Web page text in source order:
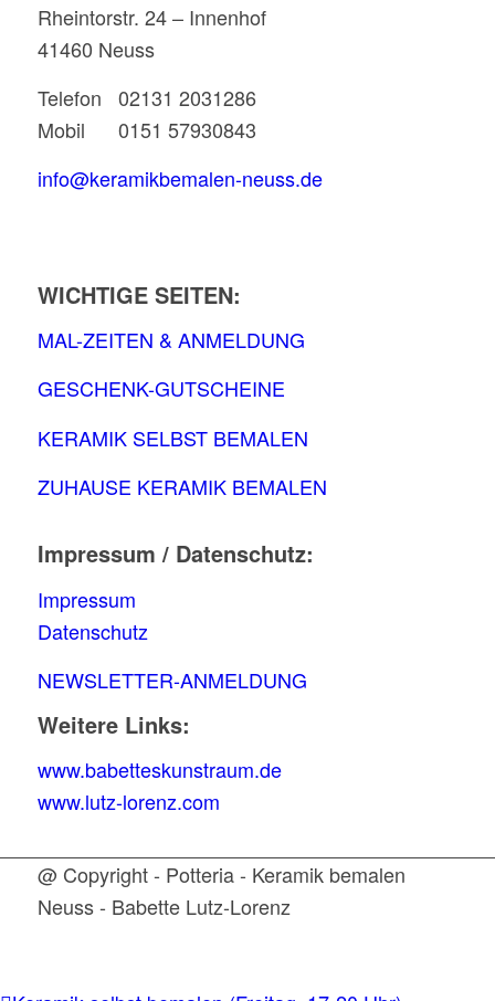
Rheintorstr. 24 – Innenhof
41460 Neuss
Telefon 02131 2031286
Mobil 0151 57930843
info@keramikbemalen-neuss.de
WICHTIGE SEITEN:
MAL-ZEITEN & ANMELDUNG
GESCHENK-GUTSCHEINE
KERAMIK SELBST BEMALEN
ZUHAUSE KERAMIK BEMALEN
Impressum / Datenschutz:
Impressum
Datenschutz
NEWSLETTER-ANMELDUNG
Weitere Links:
www.babetteskunstraum.de
www.lutz-lorenz.com
@ Copyright - Potteria - Keramik bemalen
Neuss - Babette Lutz-Lorenz